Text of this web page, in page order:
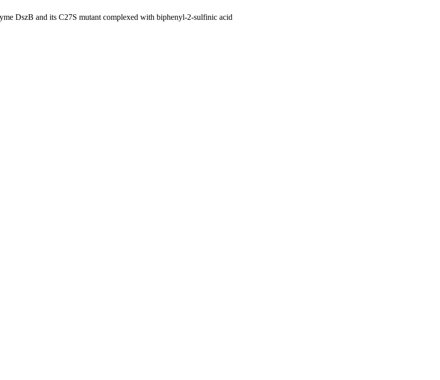
DszB and its C27S mutant complexed with biphenyl-2-sulfinic acid